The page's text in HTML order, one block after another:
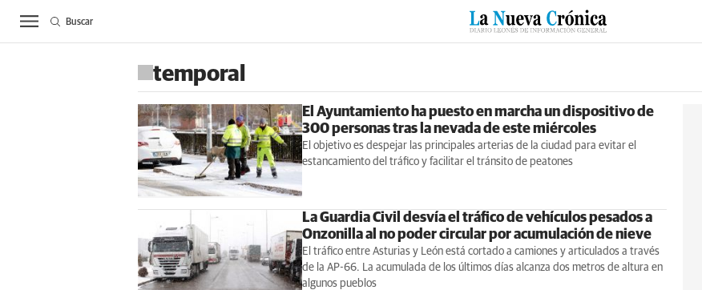
ACTUALIDAD BIERZO SUCESOS CULTURAS ESPECIALES DEPORTES
Buscar
temporal
El Ayuntamiento ha puesto en marcha un dispositivo de
300 personas tras la nevada de este miércoles
El objetivo es despejar las principales arterias de la ciudad para evitar el
estancamiento del tráfico y facilitar el tránsito de peatones
La Guardia Civil desvía el tráfico de vehículos pesados a
Onzonilla al no poder circular por acumulación de nieve
El tráfico entre Asturias y León está cortado a camiones y articulados a través
de la AP-66. La acumulada de los últimos días alcanza dos metros de altura en
algunos pueblos